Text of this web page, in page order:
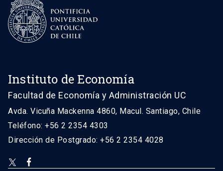
Instituto de Economía
Facultad de Economía y Administración UC
Avda. Vicuña Mackenna 4860, Macul. Santiago, Chile
Teléfono: +56 2 2354 4303
Dirección de Postgrado: +56 2 2354 4028